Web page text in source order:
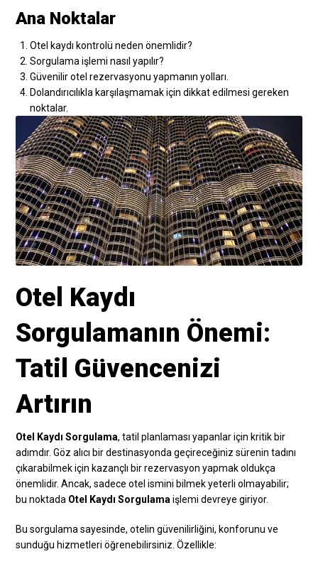
Ana Noktalar
Otel kaydı kontrolü neden önemlidir?
Sorgulama işlemi nasıl yapılır?
Güvenilir otel rezervasyonu yapmanın yolları.
Dolandırıcılıkla karşılaşmamak için dikkat edilmesi gereken
noktalar.
Otel Kaydı
Sorgulamanın Önemi:
Tatil Güvencenizi
Artırın
Otel Kaydı Sorgulama, tatil planlaması yapanlar için kritik bir
adımdır. Göz alıcı bir destinasyonda geçireceğiniz sürenin tadını
çıkarabilmek için kazançlı bir rezervasyon yapmak oldukça
önemlidir. Ancak, sadece otel ismini bilmek yeterli olmayabilir;
bu noktada Otel Kaydı Sorgulama işlemi devreye giriyor.
Bu sorgulama sayesinde, otelin güvenilirliğini, konforunu ve
sunduğu hizmetleri öğrenebilirsiniz. Özellikle: